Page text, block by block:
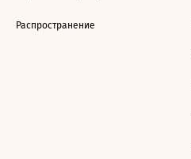
Распространение